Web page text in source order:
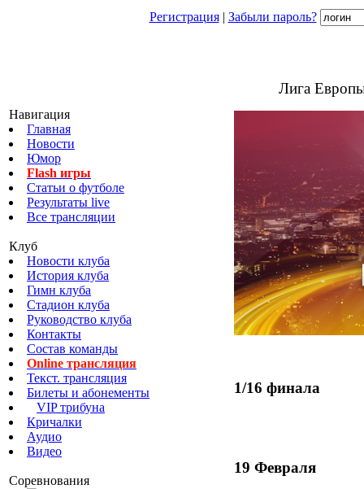
Регистрация| Забыли пароль?
Навигация
Главная
Новости
Юмор
Flash игры
Статьи о футболе
Результаты live
Все трансляции
Клуб
Новости клуба
История клуба
Гимн клуба
Стадион клуба
Руководство клуба
Контакты
Состав команды
Online трансляция
Текст. трансляция
Билеты и абонементы
VIP трибуна
Кричалки
Аудио
Видео
Соревнования
Лига
1/16 финала
19 Февраля